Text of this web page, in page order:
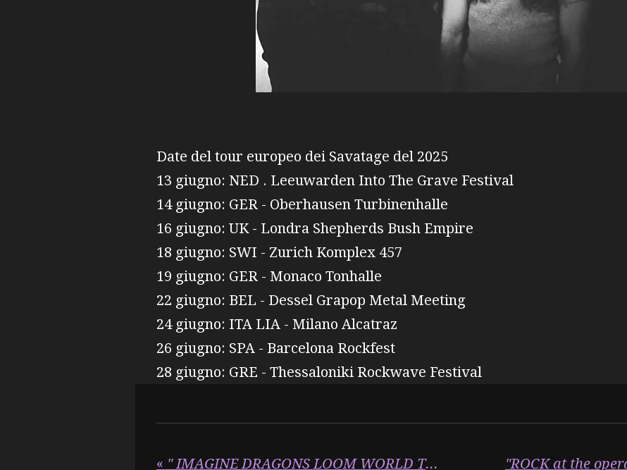
Date del tour europeo dei Savatage del 2025
13 giugno: NED . Leeuwarden Into The Grave Festival
14 giugno: GER - Oberhausen Turbinenhalle
16 giugno: UK - Londra Shepherds Bush Empire
18 giugno: SWI - Zurich Komplex 457
19 giugno: GER - Monaco Tonhalle
22 giugno: BEL - Dessel Grapop Metal Meeting
24 giugno: ITA LIA - Milano Alcatraz
26 giugno: SPA - Barcelona Rockfest
28 giugno: GRE - Thessaloniki Rockwave Festival
« " IMAGINE DRAGONS LOOM WORLD TOUR MILANO 27 MAGGIO 2025"